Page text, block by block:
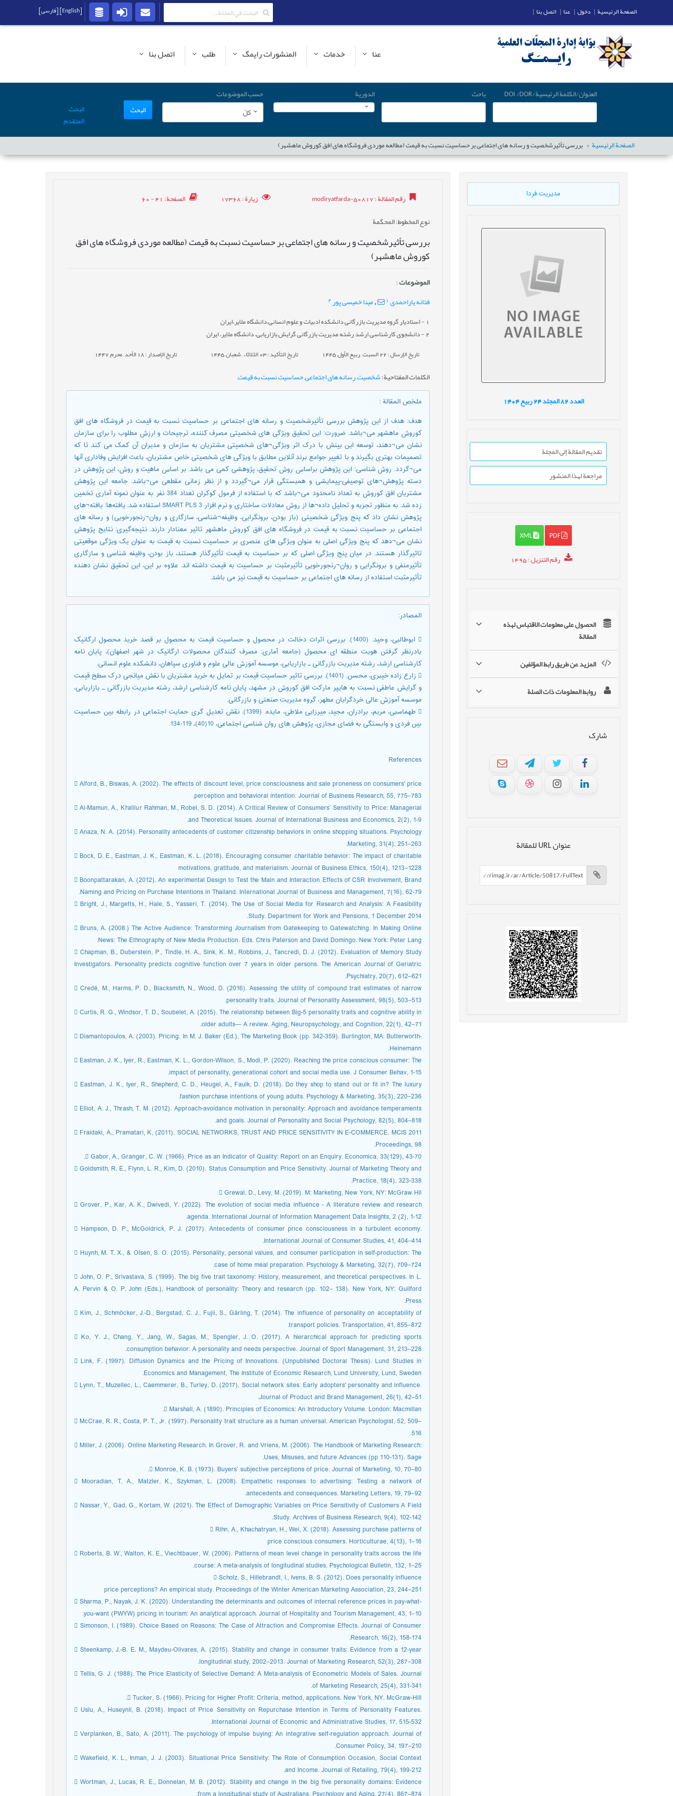
عنا خدمات المنشورات رایمگ طلب اتصل بنا
العنوان/الكلمة الرئيسية/DOI /DOR باحث الدورية
حسب الموضوعات
کلّ
البحث
البحث
المتقدم
الصفحة الرئيسية بررسی تأثیرشخصیت و رسانه های اجتماعی بر حساسیت نسبت به قیمت (مطالعه موردی فروشگاه های افق کوروش ماهشهر)
مدیریت فردا
العدد المجلد24ربيع1404
تقديم المقالة إلى المجلة
مراجعة لهذا المنشور
PDF
XML
رقم التنزيل: 1495
الحصول على معلومات الاقتباس لهذه
المقالة
المزيد عن طريق رابط المؤلفين
روابط المعلومات ذات الصلة
شارک
عنوان URL للمقالة
رقم المقالة: modiryatfarda-50817 زيارة: 17368 الصفحة: 41 - 60
نوع المخطوط: المحکّمة
بررسی تأثیرشخصیت و رسانه های اجتماعی بر حساسیت نسبت به قیمت (مطالعه موردی فروشگاه های افق
کوروش ماهشهر)
الموضوعات:
فتانه یاراحمدی 1
,مینا خمیسی پور2
1 - استادیار گروه مدیریت بازرگانی دانشکده ادبیات و علوم انسانی،دانشگاه ملایر،ایران
2- دانشجوی کارشناسی ارشد رشته مدیریت بازرگانی گرایش بازاریابی، دانشگاه ملایر، ایران
تاريخ الإرسال : 22 السبت , ربيع الأول, 1445 تاريخ التأكيد : 03 الثلاثاء , شعبان, 1445 تاريخ الإصدار : 18 الأحد , محرم, 1447
الکلمات المفتاحية:شخصیت,رسانه های اجتماعی,حساسیت نسبت به قیمت,
ملخص المقالة :
هدف: هدف از این پژوهش بررسی تأثیرشخصیت و رسانه های اجتماعی بر حساسیت نسبت به قیمت در فروشگاه های افق
کوروش ماهشهر می¬باشد. ضرورت: این تحقیق ویژگی های شخصیتی مصرف کننده، ترجیحات و ارزش مطلوب را برای سازمان
نشان می¬دهند، توسعه این بینش با درک اثر ویژگی¬های شخصیتی مشتریان به سازمان و مدیران آن کمک می کند تا که
تصمیمات بهتری بگیرند و با تغییر جوامع برند آنلاین مطابق با ویژگی های شخصیتی خاص مشتریان، باعث افزایش وفاداری آنها
می¬گردد. روش شناسی: این پژوهش براساس روش تحقیق، پژوهشی کمی می باشد. بر اساس ماهیت و روش، این پژوهش در
دسته پژوهش¬های توصیفی-پیمایشی و همبستگی قرار می¬گیردد و از نظر زمانی مقطعی می¬باشد. جامعه این پژوهش
مشتریان افق کوروش به تعداد نامحدود می¬باشد که با استفاده از فرمول کوکران تعداد 384 نفر به عنوان نمونه آماری تخمین
زده شد. به منظور تجزیه و تحلیل داده¬ها از روش معادلات ساختاری و نرم افزار SMART PLS 3 استفاده شد. یافته‌ها: یافته¬های
پژوهش نشان داد که پنج ویژگی شخصیتی (باز بودن، برونگرایی، وظیفه¬شناسی، سازگاری و روان¬رنجورخویی) و رسانه های
اجتماعی بر حساسیت نسبت به قیمت در فروشگاه های افق کوروش ماهشهر تاثیر معنادار دارند. نتیجه‌گیری: نتایج پژوهش
نشان می¬دهد که پنج ویژگی اصلی به عنوان ویژگی های عنصری بر حساسیت نسبت به قیمت به عنوان یک ویژگی موقعیتی
تاثیرگذار هستند. در میان پنج ویژگی اصلی که بر حساسیت به قیمت تأثیرگذار هستند، باز بودن، وظیفه شناسی و سازگاری
تأثیرمنفی و برونگرایی و روان¬رنجورخویی تأثیرمثبت بر حساسیت به قیمت داشته اند. علاوه بر این، این تحقیق نشان دهنده
تأثیرمثبت استفاده از رسانه های اجتماعی بر حساسیت به قیمت نیز می باشد.
المصادر:
 ابوطالبی، وحید. (1400). بررسی اثرات دخالت در محصول و حساسیت قیمت به محصول بر قصد خرید محصول ارگانیک
بادرنظر گرفتن هویت منطقه ای محصول (جامعه آماری: مصرف کنندگان محصولات ارگانیک در شهر اصفهان)، پایان نامه
کارشناسی ارشد، رشته مدیریت بازرگانی ـ بازاریابی، موسسه آموزش عالی علوم و فناوری سپاهان، دانشکده علوم انسانی.
 زارع زاده خیبری، محسن. (1401). بررسی تاثیر حساسیت قیمت بر تمایل به خرید مشتریان با نقش میانجی درک سطح قیمت
و گرایش عاطفی نسبت به هایپر مارکت افق کوروش در مشهد، پایان نامه کارشناسی ارشد، رشته مدیریت بازرگانی ـ بازاریابی،
موسسه آموزش عالی خردگرایان مطهر، گروه مدیریت صنعتی و بازرگانی.
 طهماسبی، مریم، برادران، مجید، میرزايی ملاطی، مايده. (1399). نقش تعدیل گری حمایت اجتماعی در رابطه بین حساسیت
بین فردی و وابستگی به فضای مجازی، پژوهش های روان شناسی اجتماعی، 10(40)، 119-134.
References
 Alford, B., Biswas, A. (2002). The effects of discount level, price consciousness and sale proneness on consumers' price
perception and behavioral intention. Journal of Business Research, 55, 775–783.
 Al-Mamun, A., Khalilur Rahman, M., Robel, S. D. (2014). A Critical Review of Consumers’ Sensitivity to Price: Managerial
and Theoretical Issues. Journal of International Business and Economics, 2(2), 1-9.
 Anaza, N. A. (2014). Personality antecedents of customer citizenship behaviors in online shopping situations. Psychology
Marketing, 31(4), 251–263.
 Bock, D. E., Eastman, J. K., Eastman, K. L. (2018). Encouraging consumer charitable behavior: The impact of charitable
motivations, gratitude, and materialism. Journal of Business Ethics, 150(4), 1213–1228
 Boonpattarakan, A. (2012). An experimental Design to Test the Main and Interaction Effects of CSR Involvement, Brand
Naming and Pricing on Purchase Intentions in Thailand. International Journal of Business and Management, 7(16), 62-79.
 Bright, J., Margetts, H., Hale, S., Yasseri, T. (2014). The Use of Social Media for Research and Analysis: A Feasibility
Study. Department for Work and Pensions, 1 December 2014.
 Bruns, A. (2008.) The Active Audience: Transforming Journalism from Gatekeeping to Gatewatching. In Making Online
News: The Ethnography of New Media Production. Eds. Chris Paterson and David Domingo. New York: Peter Lang.
 Chapman, B., Duberstein, P., Tindle, H. A., Sink, K. M., Robbins, J., Tancredi, D. J. (2012). Evaluation of Memory Study
Investigators. Personality predicts cognitive function over 7 years in older persons. The American Journal of Geriatric
Psychiatry, 20(7), 612–621.
 Credé, M., Harms, P. D., Blacksmith, N., Wood, D. (2016). Assessing the utility of compound trait estimates of narrow
personality traits. Journal of Personality Assessment, 98(5), 503–513.
 Curtis, R. G., Windsor, T. D., Soubelet, A. (2015). The relationship between Big-5 personality traits and cognitive ability in
older adults— A review. Aging, Neuropsychology, and Cognition, 22(1), 42–71.
 Diamantopoulos, A. (2003). Pricing. In M. J. Baker (Ed.), The Marketing Book (pp. 342-359). Burlington, MA: Butterworth-
Heinemann.
 Eastman, J. K., Iyer, R., Eastman, K. L., Gordon-Wilson, S., Modi, P. (2020). Reaching the price conscious consumer: The
impact of personality, generational cohort and social media use. J Consumer Behav, 1-15.
 Eastman, J. K., Iyer, R., Shepherd, C. D., Heugel, A., Faulk, D. (2018). Do they shop to stand out or fit in? The luxury
fashion purchase intentions of young adults. Psychology & Marketing, 35(3), 220–236.
 Elliot, A. J., Thrash, T. M. (2012). Approach-avoidance motivation in personality: Approach and avoidance temperaments
and goals. Journal of Personality and Social Psychology, 82(5), 804–818.
 Fraidaki, A., Pramatari, K, (2011). SOCIAL NETWORKS, TRUST AND PRICE SENSITIVITY IN E-COMMERCE. MCIS 2011
Proceedings, 98.
 Gabor, A., Granger, C. W. (1966). Price as an Indicator of Quality: Report on an Enquiry. Economica, 33(129), 43-70.
 Goldsmith, R. E., Flynn, L. R., Kim, D. (2010). Status Consumption and Price Sensitivity. Journal of Marketing Theory and
Practice, 18(4), 323-338.
 Grewal, D., Levy, M. (2019). M: Marketing, New York, NY: McGraw Hil
 Grover, P., Kar, A. K., Dwivedi, Y. (2022). The evolution of social media influence - A literature review and research
agenda. International Journal of Information Management Data Insights, 2 (2), 1-12.
 Hampson, D. P., McGoldrick, P. J. (2017). Antecedents of consumer price consciousness in a turbulent economy.
International Journal of Consumer Studies, 41, 404–414.
 Huynh, M. T. X., & Olsen, S. O. (2015). Personality, personal values, and consumer participation in self-production: The
case of home meal preparation. Psychology & Marketing, 32(7), 709–724.
 John, O. P., Srivastava, S. (1999). The big five trait taxonomy: History, measurement, and theoretical perspectives. In L.
A. Pervin & O. P. John (Eds.), Handbook of personality: Theory and research (pp. 102– 138). New York, NY: Guilford
Press.
 Kim, J., Schmöcker, J.-D., Bergstad, C. J., Fujii, S., Gärling, T. (2014). The influence of personality on acceptability of
transport policies. Transportation, 41, 855–872.
 Ko, Y. J., Chang, Y., Jang, W., Sagas, M., Spengler, J. O. (2017). A hierarchical approach for predicting sports
consumption behavior: A personality and needs perspective. Journal of Sport Management, 31, 213–228.
 Link, F. (1997). Diffusion Dynamics and the Pricing of Innovations. (Unpublished Doctoral Thesis). Lund Studies in
Economics and Management, The Institute of Economic Research, Lund University, Lund, Sweden.
 Lynn, T., Muzellec, L., Caemmerer, B., Turley, D. (2017). Social network sites: Early adopters' personality and influence.
Journal of Product and Brand Management, 26(1), 42–51.
 Marshall, A. (1890). Principles of Economics: An Introductory Volume. London: Macmillan.
 McCrae, R. R., Costa, P. T., Jr. (1997). Personality trait structure as a human universal. American Psychologist, 52, 509–
516.
 Miller, J. (2006). Online Marketing Research. In Grover, R. and Vriens, M. (2006). The Handbook of Marketing Research:
Uses, Misuses, and future Advances (pp 110-131). Sage.
 Monroe, K. B. (1973). Buyers’ subjective perceptions of price. Journal of Marketing, 10, 70–80.
 Mooradian, T. A., Matzler, K., Szykman, L. (2008). Empathetic responses to advertising: Testing a network of
antecedents and consequences. Marketing Letters, 19, 79–92.
 Nassar, Y., Gad, G., Kortam, W. (2021). The Effect of Demographic Variables on Price Sensitivity of Customers A Field
Study. Archives of Business Research, 9(4), 102-142.
 Rihn, A., Khachatryan, H., Wei, X. (2018). Assessing purchase patterns of
price conscious consumers. Horticulturae, 4(13), 1–16
 Roberts, B. W., Walton, K. E., Viechtbauer, W. (2006). Patterns of mean level change in personality traits across the life
course: A meta-analysis of longitudinal studies. Psychological Bulletin, 132, 1–25.
 Scholz, S., Hillebrandt, I., Ivens, B. S. (2012). Does personality influence
price perceptions? An empirical study. Proceedings of the Winter American Marketing Association, 23, 244–251
 Sharma, P., Nayak, J. K. (2020). Understanding the determinants and outcomes of internal reference prices in pay-what-
you-want (PWYW) pricing in tourism: An analytical approach. Journal of Hospitality and Tourism Management, 43, 1–10.
 Simonson, I. (1989). Choice Based on Reasons: The Case of Attraction and Compromise Effects. Journal of Consumer
Research, 16(2), 158-174.
 Steenkamp, J.-B. E. M., Maydeu-Olivares, A. (2015). Stability and change in consumer traits: Evidence from a 12-year
longitudinal study, 2002–2013. Journal of Marketing Research, 52(3), 287–308.
 Tellis, G. J. (1988). The Price Elasticity of Selective Demand: A Meta-analysis of Econometric Models of Sales. Journal
of Marketing Research, 25(4), 331-341.
 Tucker, S. (1966). Pricing for Higher Profit: Criteria, method, applications. New York, NY. McGraw-Hill.
 Uslu, A., Huseynli, B. (2018). Impact of Price Sensitivity on Repurchase Intention in Terms of Personality Features.
International Journal of Economic and Administrative Studies, 17, 515-532.
 Verplanken, B., Sato, A. (2011). The psychology of impulse buying: An integrative self-regulation approach. Journal of
Consumer Policy, 34, 197–210.
 Wakefield, K. L., Inman, J. J. (2003). Situational Price Sensitivity: The Role of Consumption Occasion, Social Context
and Income. Journal of Retailing, 79(4), 199-212.
 Wortman, J., Lucas, R. E., Donnelan, M. B. (2012). Stability and change in the big five personality domains: Evidence
الصفحة الرئيسية | دخول | عنا | اتصل بنا |
[English] [فارسی]